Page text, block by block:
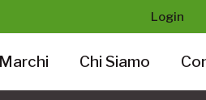
Login
Chi Siamo